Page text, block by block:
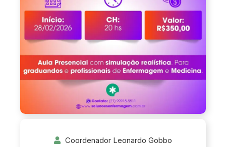
Coordenador Leonardo Gobbo